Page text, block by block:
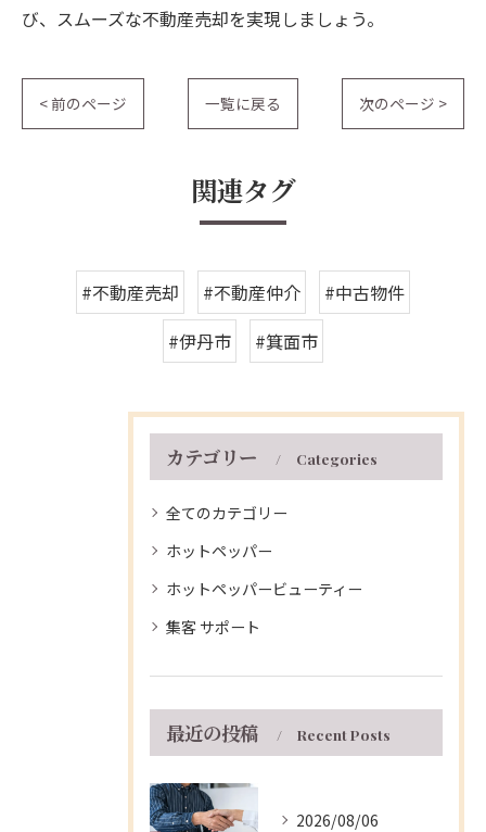
び、スムーズな不動産売却を実現しましょう。
< 前のページ 一覧に戻る 次のページ >
関連タグ
#不動産売却 #不動産仲介
#中古物件
#伊丹市
#箕面市
カテゴリー Categories
全てのカテゴリー
ホットペッパー
ホットペッパービューティー
集客 サポート
最近の投稿 Recent Posts
2026/08/06